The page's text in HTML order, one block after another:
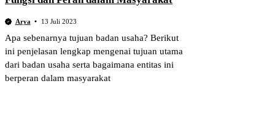
Arya 13 Juli 2023
Apa sebenarnya tujuan badan usaha? Berikut
ini penjelasan lengkap mengenai tujuan utama
dari badan usaha serta bagaimana entitas ini
berperan dalam masyarakat